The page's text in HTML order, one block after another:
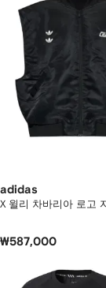
adidas
X 윌리 차바리아 로고
₩587,000